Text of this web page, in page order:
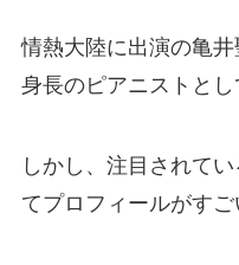
情熱大陸に出演の亀
身長のピアニストとし
しかし、注目されて
てプロフィールがすご